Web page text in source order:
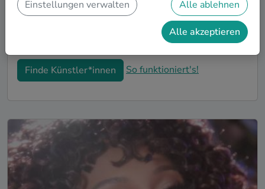
Nachbarschaft: Auf SofaConcerts findest Du tolle
Lounge Live-Acts, die perfekt zu Deiner 60.
Geburtstagsfeier in Seattle passen.
Finde Künstler*innen So funktioniert's!
Einstellungen verwalten Alle ablehnen
Alle akzeptieren